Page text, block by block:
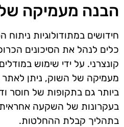
הבנה מעמיקה של
חידושים במתודולוגיות ניתוח
כלים לנהל את הסיכונים
קונצרני. על ידי שימוש
מעמיקה של השוק, ניתן
ביותר גם בתקופות של חוסר
בעקרונות של השקעה אחראית
בתהליך קבלת ההחלטות.